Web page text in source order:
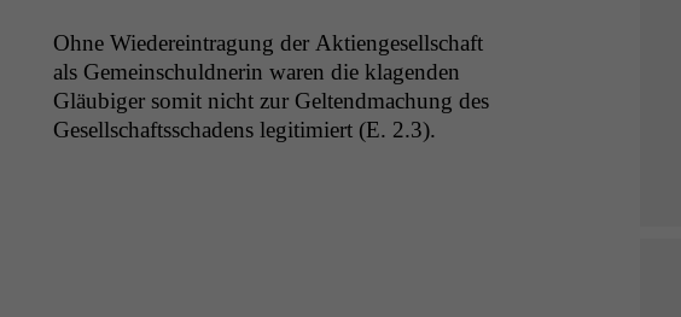
Ohne Wiedere­in­tra­gung der Aktienge­sellschaft
als Gemein­schuld­ner­in waren die kla­gen­den
Gläu­biger somit nicht zur Gel­tend­machung des
Gesellschaftss­chadens legit­imiert (E. 2.3).